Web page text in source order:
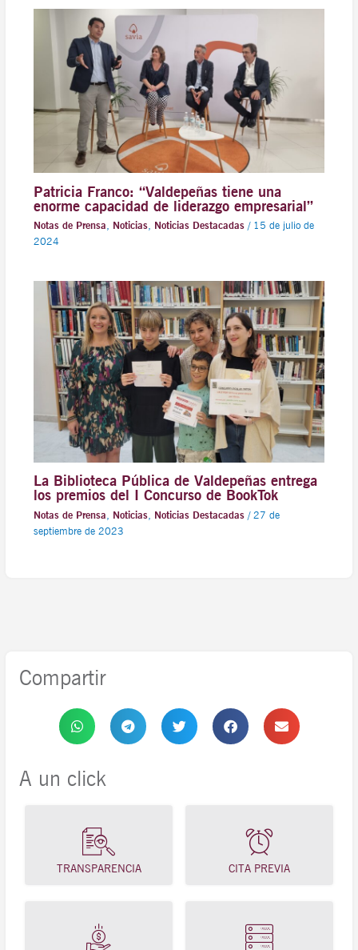
Patricia Franco: “Valdepeñas tiene una
enorme capacidad de liderazgo empresarial”
Notas de Prensa, Noticias, Noticias Destacadas/ 15 de julio de
2024
La Biblioteca Pública de Valdepeñas entrega
los premios del I Concurso de BookTok
Notas de Prensa Noticias, Noticias Destacadas/ 27 de
septiembre de 2023
Compartir
A un click
TRANSPARENCIA CITA PREVIA